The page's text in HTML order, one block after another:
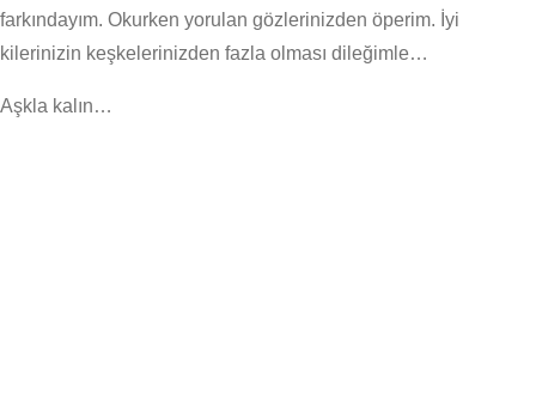
farkındayım. Okurken yorulan gözlerinizden öperim. İyi
kilerinizin keşkelerinizden fazla olması dileğimle…
Aşkla kalın…